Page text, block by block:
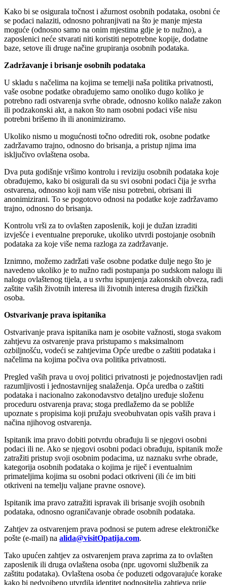
Kako bi se osigurala točnost i ažurnost osobnih podataka, osobni će
se podaci nalaziti, odnosno pohranjivati na što je manje mjesta
moguće (odnosno samo na onim mjestima gdje je to nužno), a
zaposlenici neće stvarati niti koristiti nepotrebne kopije, dodatne
baze, setove ili druge načine grupiranja osobnih podataka.
Zadržavanje i brisanje osobnih podataka
U skladu s načelima na kojima se temelji naša politika privatnosti,
vaše osobne podatke obrađujemo samo onoliko dugo koliko je
potrebno radi ostvarenja svrhe obrade, odnosno koliko nalaže zakon
ili podzakonski akt, a nakon što nam osobni podaci više nisu
potrebni brišemo ih ili anonimiziramo.
Ukoliko nismo u mogućnosti točno odrediti rok, osobne podatke
zadržavamo trajno, odnosno do brisanja, a pristup njima ima
isključivo ovlaštena osoba.
Dva puta godišnje vršimo kontrolu i reviziju osobnih podataka koje
obrađujemo, kako bi osigurali da su svi osobni podaci čija je svrha
ostvarena, odnosno koji nam više nisu potrebni, obrisani ili
anonimizirani. To se pogotovo odnosi na podatke koje zadržavamo
trajno, odnosno do brisanja.
Kontrolu vrši za to ovlašten zaposlenik, koji je dužan izraditi
izvješće i eventualne preporuke, ukoliko utvrdi postojanje osobnih
podataka za koje više nema razloga za zadržavanje.
Iznimno, možemo zadržati vaše osobne podatke dulje nego što je
navedeno ukoliko je to nužno radi postupanja po sudskom nalogu ili
nalogu ovlaštenog tijela, a u svrhu ispunjenja zakonskih obveza, radi
zaštite vaših životnih interesa ili životnih interesa drugih fizičkih
osoba.
Ostvarivanje prava ispitanika
Ostvarivanje prava ispitanika nam je osobite važnosti, stoga svakom
zahtjevu za ostvarenje prava pristupamo s maksimalnom
ozbiljnošću, vodeći se zahtjevima Opće uredbe o zaštiti podataka i
načelima na kojima počiva ova politika privatnosti.
Pregled vaših prava u ovoj politici privatnosti je pojednostavljen radi
razumljivosti i jednostavnijeg snalaženja. Opća uredba o zaštiti
podataka i nacionalno zakonodavstvo detaljno uređuje složenu
proceduru ostvarenja prava; stoga predlažemo da se pobliže
upoznate s propisima koji pružaju sveobuhvatan opis vaših prava i
načina njihovog ostvarenja.
Ispitanik ima pravo dobiti potvrdu obrađuju li se njegovi osobni
podaci ili ne. Ako se njegovi osobni podaci obrađuju, ispitanik može
zatražiti pristup svoji osobnim podacima, uz naznaku svrhe obrade,
kategorija osobnih podataka o kojima je riječ i eventualnim
primateljima kojima su osobni podaci otkriveni (ili će im biti
otkriveni na temelju valjane pravne osnove).
Ispitanik ima pravo zatražiti ispravak ili brisanje svojih osobnih
podataka, odnosno ograničavanje obrade osobnih podataka.
Zahtjev za ostvarenjem prava podnosi se putem adrese elektroničke
pošte (e-mail) na alida@visitOpatija.com.
Tako upućen zahtjev za ostvarenjem prava zaprima za to ovlašten
zaposlenik ili druga ovlaštena osoba (npr. ugovorni službenik za
zaštitu podataka). Ovlaštena osoba će poduzeti odgovarajuće korake
kako bi nedvojbeno utvrdila identitet podnositelja zahtjeva prije